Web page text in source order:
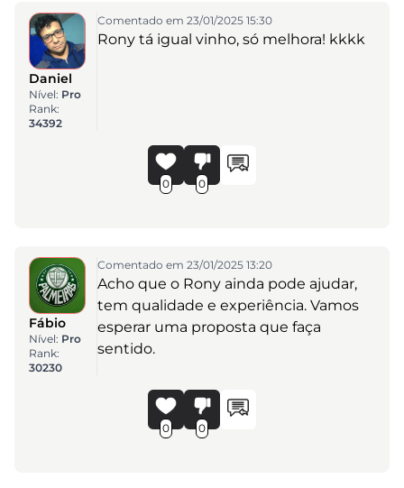
Daniel
Nível: Pro
Rank:
34392
Comentado em 23/01/2025 15:30
Rony tá igual vinho, só melhora! kkkk
0 0
Fábio
Nível: Pro
Rank:
30230
Comentado em 23/01/2025 13:20
Acho que o Rony ainda pode ajudar,
tem qualidade e experiência. Vamos
esperar uma proposta que faça
sentido.
0 0